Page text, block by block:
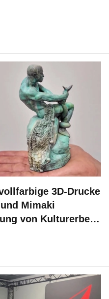
3D-Drucke
Mimaki
von Kulturerbe